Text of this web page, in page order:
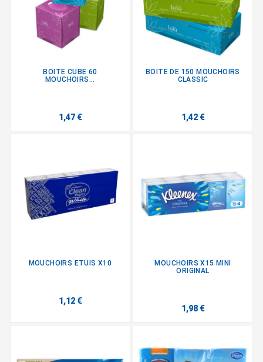
BOITE CUBE 60
MOUCHOIRS...
1,47 €
BOITE DE 150 MOUCHOIRS
CLASSIC
1,42 €
MOUCHOIRS ETUIS X10
1,12 €
MOUCHOIRS X15 MINI
ORIGINAL
1,98 €